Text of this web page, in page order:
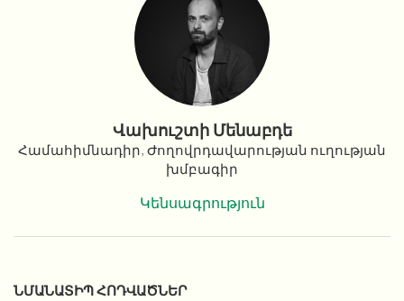
Վախուշտի Մենաբդե
Համահիմնադիր, Ժողովրդավարության ուղության
խմբագիր
Կենսագրություն
ՆՄԱՆԱՏԻՊ ՀՈԴՎԱԾՆԵՐ